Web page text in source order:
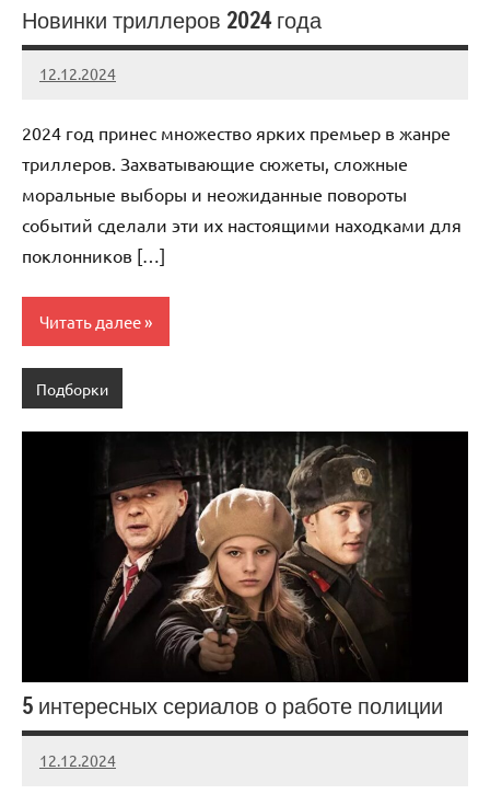
Новинки триллеров 2024 года
12.12.2024
admin
Нет
2024 год принес множество ярких премьер в жанре
триллеров. Захватывающие сюжеты, сложные
моральные выборы и неожиданные повороты
событий сделали эти их настоящими находками для
поклонников […]
Читать далее
Подборки
5 интересных сериалов о работе полиции
12.12.2024
admin
Нет